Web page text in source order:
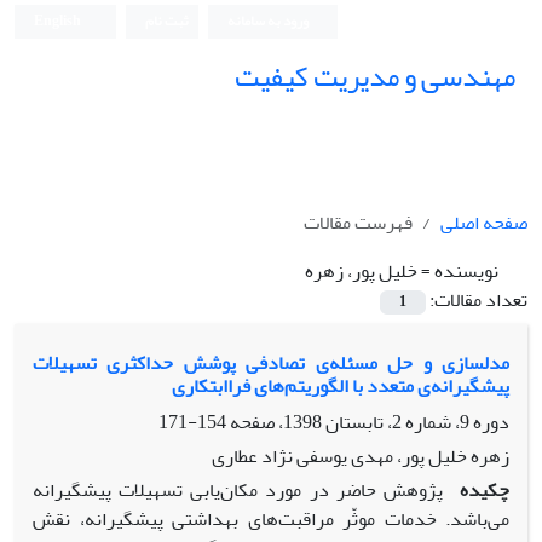
مهندسی و مدیریت کیفیت
صفحه اصلی
فهرست مقالات
نویسنده =خلیل پور، زهره
تعداد مقالات:
1
مدلسازی و حل مسئله‌ی تصادفی پوشش حداکثری تسهیلات
پیشگیرانه‌ی متعدد با الگوریتم‌های فراابتکاری
دوره 9، شماره 2، تابستان 1398، صفحه
154-171
زهره خلیل پور، مهدی یوسفی نژاد عطاری
چکیده پژوهش حاضر در مورد مکان‌یابی تسهیلات پیشگیرانه
می‌باشد. خدمات موثّر مراقبت‌های بهداشتی پیشگیرانه، نقش